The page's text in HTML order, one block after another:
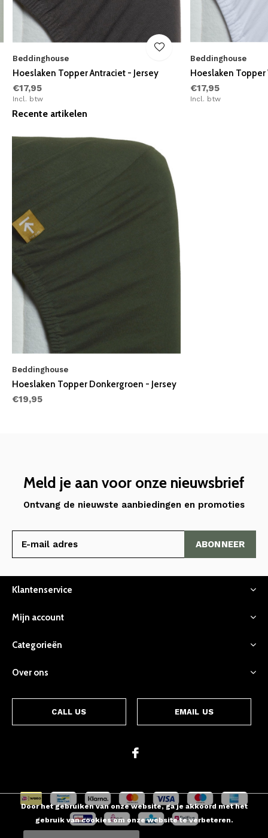
Beddinghouse
Hoeslaken Topper Antraciet - Jersey
€17,95
Incl. btw
Beddinghouse
Hoeslaken Topper
€17,95
Incl. btw
Recente artikelen
Beddinghouse
Hoeslaken Topper Donkergroen - Jersey
€19,95
Meld je aan voor onze nieuwsbrief
Ontvang de nieuwste aanbiedingen en promoties
ABONNEER
Klantenservice
Mijn account
Categorieën
Over ons
CALL US EMAIL US
Door het gebruiken van onze website, ga je akkoord met het
gebruik van cookies om onze website te verbeteren.